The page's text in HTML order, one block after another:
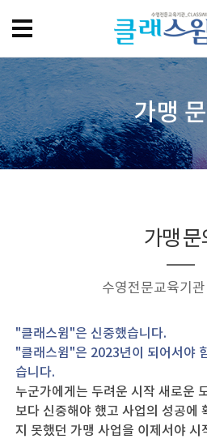
가맹
가맹 문
수영전문교육기
"클래스윔"은 신중했습니다.
"클래스윔"은 2023년이 되어서야
습니다.
누군가에게는 두려운 시작 새로운
보다 신중해야 했고 사업의 성공에
지 못했던 가맹 사업을 이제서야 시